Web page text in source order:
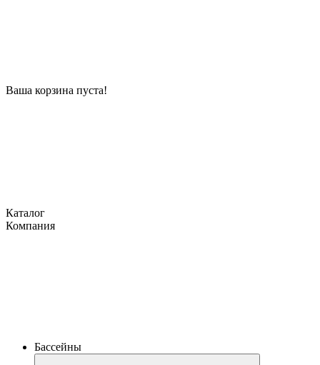
Ваша корзина пуста!
Каталог
Компания
Бассейны